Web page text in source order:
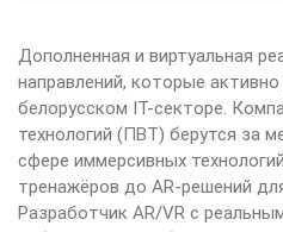
Дополненная и виртуальная
направлений, которые
белорусском IT-секторе.
технологий (ПВТ) берутся за
сфере иммерсивных
тренажёров до AR-решений
Разработчик AR/VR с